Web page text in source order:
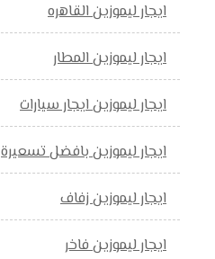
ايجار ليموزين القاهره
ايجار ليموزين المطار
ايجار ليموزين ايجار سيارات
ايجار ليموزين بافضل تسعيرة
ايجار ليموزين زفاف
ايجار ليموزين فاخر